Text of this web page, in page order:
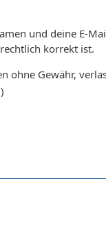
und deine E-
korrekt ist.
ohne Gewähr,